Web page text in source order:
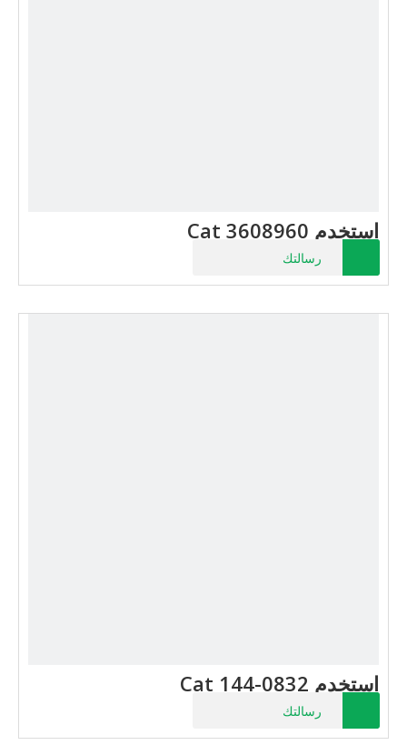
استخدم Cat 3608960
رسالتك
استخدم Cat 144-0832
رسالتك